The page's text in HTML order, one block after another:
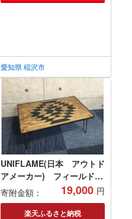
愛知県 稲沢市
UNIFLAME(日本 アウトド
アメーカー) フィールドラ
ック用 木製オルテガ柄天
板【1500551】
寄附金額： 19,000 円
楽天ふるさと納税